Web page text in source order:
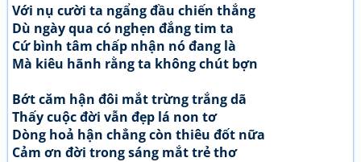
Với nụ cười ta ngẩng đầu chiến thắng
Dù ngày qua có nghẹn đắng tim ta
Cứ bình tâm chấp nhận nó đang là
Mà kiêu hãnh rằng ta không chút bợn
Bớt căm hận đôi mắt trừng trắng dã
Thấy cuộc đời vẫn đẹp lá non tơ
Dòng hoả hận chẳng còn thiêu đốt nữa
Cảm ơn đời trong sáng mắt trẻ thơ